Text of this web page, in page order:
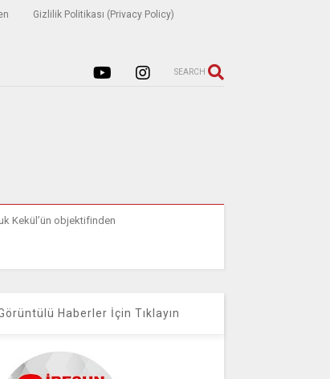
Gizlilik Politikası (Privacy Policy)
SEARCH
Kekül’ün objektifinden
Haberler İçin Tıklayın